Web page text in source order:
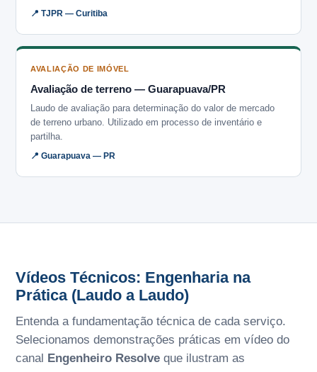
📍 TJPR — Curitiba
AVALIAÇÃO DE IMÓVEL
Avaliação de terreno — Guarapuava/PR
Laudo de avaliação para determinação do valor de mercado
de terreno urbano. Utilizado em processo de inventário e
partilha.
📍 Guarapuava — PR
Vídeos Técnicos: Engenharia na
Prática (Laudo a Laudo)
Entenda a fundamentação técnica de cada serviço.
Selecionamos demonstrações práticas em vídeo do
canal Engenheiro Resolve que ilustram as